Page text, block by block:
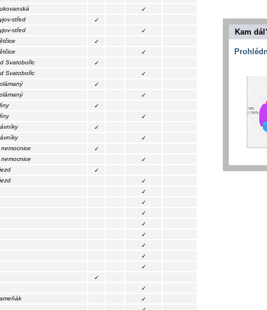
✓
střed
✓
střed
✓
✓
✓
Svatobořic
✓
Svatobořic
✓
✓
✓
✓
✓
✓
✓
nemocnice
✓
nemocnice
✓
✓
✓
✓
✓
✓
✓
✓
✓
✓
✓
✓
✓
✓
Kam